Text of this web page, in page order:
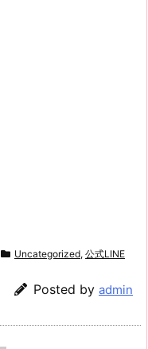
Uncategorized, 公式LINE
Posted by admin